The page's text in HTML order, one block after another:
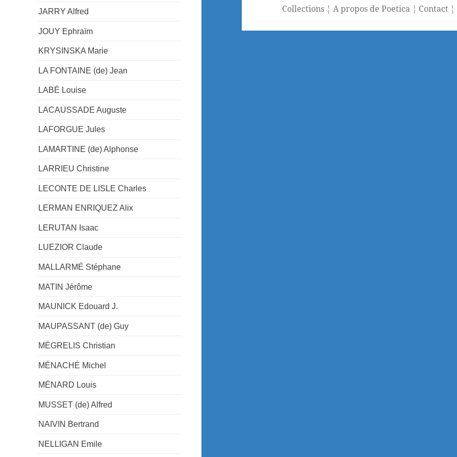
JARRY Alfred
JOUY Ephraïm
KRYSINSKA Marie
LA FONTAINE (de) Jean
LABÉ Louise
LACAUSSADE Auguste
LAFORGUE Jules
LAMARTINE (de) Alphonse
LARRIEU Christine
LECONTE DE LISLE Charles
LERMAN ENRIQUEZ Alix
LERUTAN Isaac
LUEZIOR Claude
MALLARMÉ Stéphane
MATIN Jérôme
MAUNICK Edouard J.
MAUPASSANT (de) Guy
MÉGRELIS Christian
MÉNACHÉ Michel
MÉNARD Louis
MUSSET (de) Alfred
NAIVIN Bertrand
NELLIGAN Emile
Collections ¦A propos de Poetica ¦ Contact ¦